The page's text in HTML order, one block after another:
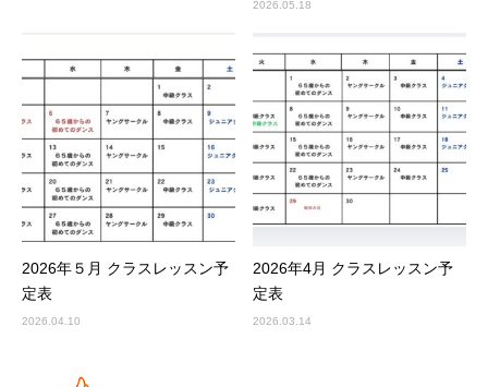
2026.05.18
2026年５月 クラスレッスン予
定表
2026.04.10
2026年4月 クラスレッスン予
定表
2026.03.14